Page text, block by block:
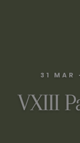
31 MAR
VXIII